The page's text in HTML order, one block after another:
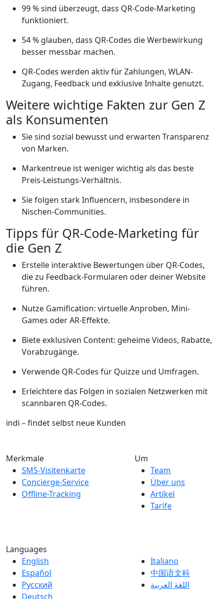
99 % sind überzeugt, dass QR-Code-Marketing
funktioniert.
54 % glauben, dass QR-Codes die Werbewirkung
besser messbar machen.
QR-Codes werden aktiv für Zahlungen, WLAN-
Zugang, Feedback und exklusive Inhalte genutzt.
Weitere wichtige Fakten zur Gen Z
als Konsumenten
Sie sind sozial bewusst und erwarten Transparenz
von Marken.
Markentreue ist weniger wichtig als das beste
Preis-Leistungs-Verhältnis.
Sie folgen stark Influencern, insbesondere in
Nischen-Communities.
Tipps für QR-Code-Marketing für
die Gen Z
Erstelle interaktive Bewertungen über QR-Codes,
die zu Feedback-Formularen oder deiner Website
führen.
Nutze Gamification: virtuelle Anproben, Mini-
Games oder AR-Effekte.
Biete exklusiven Content: geheime Videos, Rabatte,
Vorabzugänge.
Verwende QR-Codes für Quizze und Umfragen.
Erleichtere das Folgen in sozialen Netzwerken mit
scannbaren QR-Codes.
indi – findet selbst neue Kunden
Merkmale
SMS-Visitenkarte
Concierge-Service
Offline-Tracking
Um
Team
Über uns
Artikel
Tarife
Languages
English
Español
Русский
Deutsch
Italiano
中国语文科
اللغة العربية